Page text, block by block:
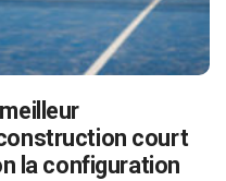
court
la configuration